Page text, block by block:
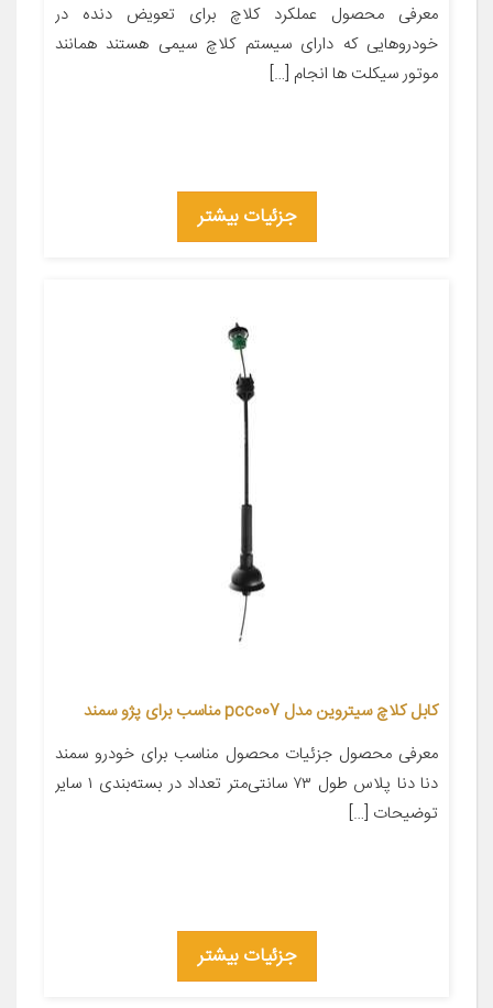
معرفی محصول عملکرد کلاچ برای تعویض دنده در
خودروهایی که دارای سیستم کلاچ سیمی هستند همانند
موتور سیکلت ها انجام […]
جزئیات بیشتر
کابل کلاچ سیتروین مدل pcc007 مناسب برای پژو سمند
معرفی محصول جزئیات محصول مناسب برای خودرو سمند
دنا دنا پلاس طول ۷۳ سانتی‌متر تعداد در بسته‌بندی ۱ سایر
توضیحات […]
جزئیات بیشتر